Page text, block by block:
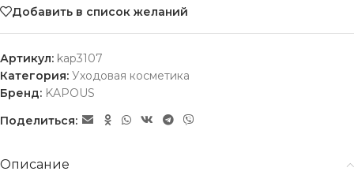
Добавить в список желаний
Артикул: kap3107
Категория: Уходовая косметика
Бренд: KAPOUS
Поделиться:
Описание